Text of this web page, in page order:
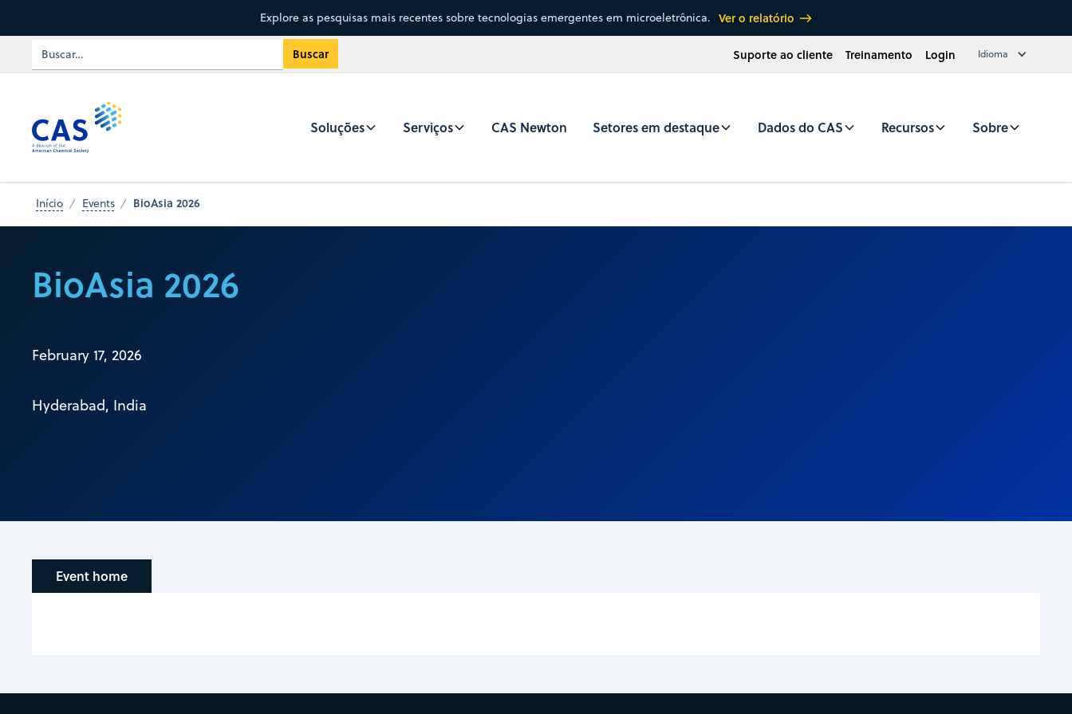
Explore as pesquisas mais recentes sobre tecnologias emergentes em microeletrônica. Ver o relatório
Suporte ao cliente Treinamento Login Idioma
Soluções Serviços CAS Newton Setores em destaque Dados do CAS Recursos Sobre
Início Events BioAsia 2026
BioAsia 2026
February 17, 2026
Hyderabad, India
Event home